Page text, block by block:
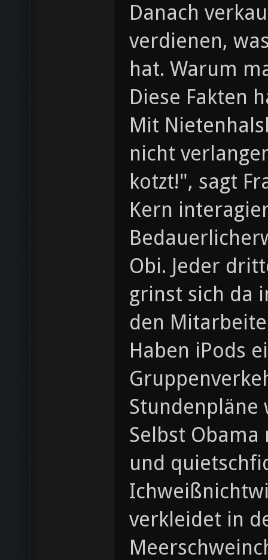
Danach
verdienen,
hat. Warum
Diese Fakten
Mit
nicht
kotzt!", sagt
Kern
Obi. Jeder
grinst sich da
den
Haben iPods
Stundenpläne
Selbst
und
verkleidet in